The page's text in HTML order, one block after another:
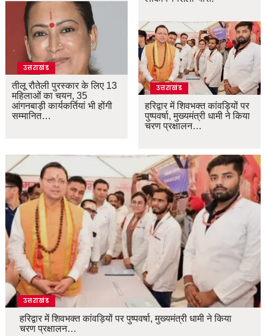
उत्तराखंड
तीलू रौतेली पुरस्कार के लिए 13
महिलाओं का चयन, 35
आंगनबाड़ी कार्यकर्तियां भी होंगी
सम्मानित…
उत्तराखंड
हरिद्वार में शिवभक्त कांवड़ियों पर
पुष्पवर्षा, मुख्यमंत्री धामी ने किया
चरण प्रक्षालन…
उत्तराखंड
हरिद्वार में शिवभक्त कांवड़ियों पर पुष्पवर्षा, मुख्यमंत्री धामी ने किया
चरण प्रक्षालन…